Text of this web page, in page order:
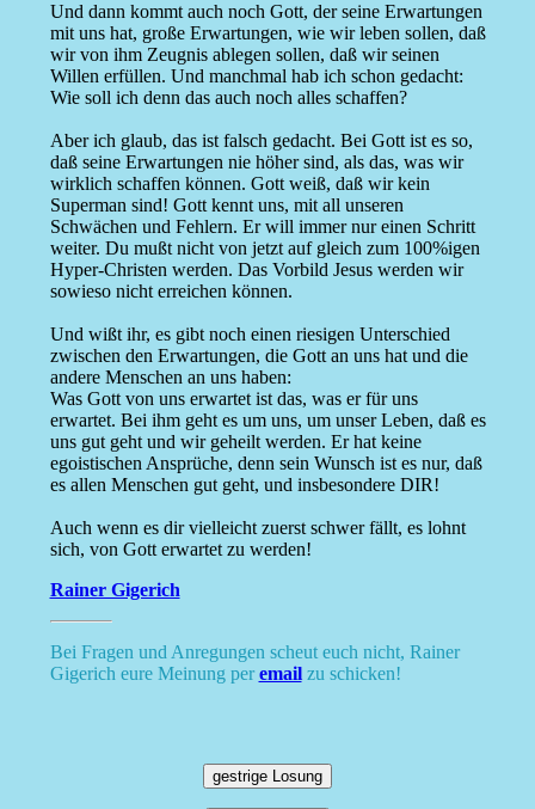
Und dann kommt auch noch Gott, der seine Erwartungen
mit uns hat, große Erwartungen, wie wir leben sollen, daß
wir von ihm Zeugnis ablegen sollen, daß wir seinen
Willen erfüllen. Und manchmal hab ich schon gedacht:
Wie soll ich denn das auch noch alles schaffen?
Aber ich glaub, das ist falsch gedacht. Bei Gott ist es so,
daß seine Erwartungen nie höher sind, als das, was wir
wirklich schaffen können. Gott weiß, daß wir kein
Superman sind! Gott kennt uns, mit all unseren
Schwächen und Fehlern. Er will immer nur einen Schritt
weiter. Du mußt nicht von jetzt auf gleich zum 100%igen
Hyper-Christen werden. Das Vorbild Jesus werden wir
sowieso nicht erreichen können.
Und wißt ihr, es gibt noch einen riesigen Unterschied
zwischen den Erwartungen, die Gott an uns hat und die
andere Menschen an uns haben:
Was Gott von uns erwartet ist das, was er für uns
erwartet. Bei ihm geht es um uns, um unser Leben, daß es
uns gut geht und wir geheilt werden. Er hat keine
egoistischen Ansprüche, denn sein Wunsch ist es nur, daß
es allen Menschen gut geht, und insbesondere DIR!
Auch wenn es dir vielleicht zuerst schwer fällt, es lohnt
sich, von Gott erwartet zu werden!
Rainer Gigerich
Bei Fragen und Anregungen scheut euch nicht, Rainer
Gigerich eure Meinung peremailzu schicken!
gestrige Losung